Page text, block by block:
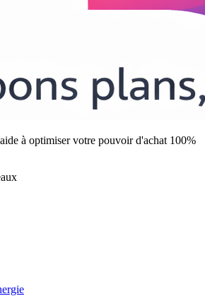
à optimiser votre pouvoir d'achat 100%